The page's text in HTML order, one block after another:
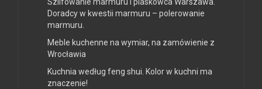
Doradcy w kwestii marmuru – polerowanie
marmuru.
Meble kuchenne na wymiar, na zamówienie z
Wrocławia
Kuchnia według feng shui. Kolor w kuchni ma
znaczenie!